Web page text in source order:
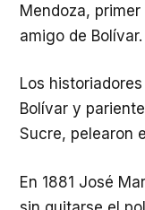
Mendoza,
amigo de Bolívar.
Los
Bolívar y
Sucre, pelearon
En 1881 José